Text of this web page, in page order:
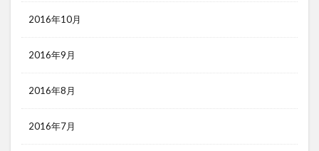
2016年10月
2016年9月
2016年8月
2016年7月